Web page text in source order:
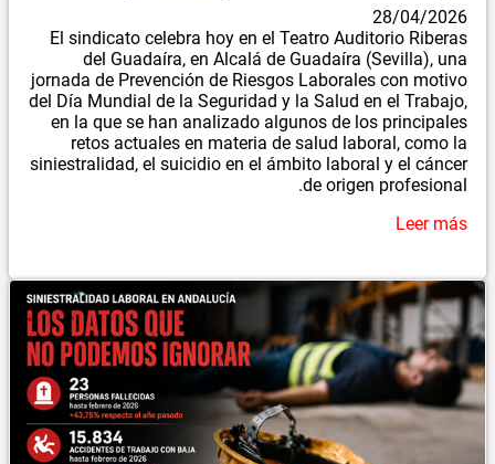
28/04/2026
El sindicato celebra hoy en el Teatro Auditorio Riberas
del Guadaíra, en Alcalá de Guadaíra (Sevilla), una
jornada de Prevención de Riesgos Laborales con motivo
del Día Mundial de la Seguridad y la Salud en el Trabajo,
en la que se han analizado algunos de los principales
retos actuales en materia de salud laboral, como la
siniestralidad, el suicidio en el ámbito laboral y el cáncer
de origen profesional.
Leer más